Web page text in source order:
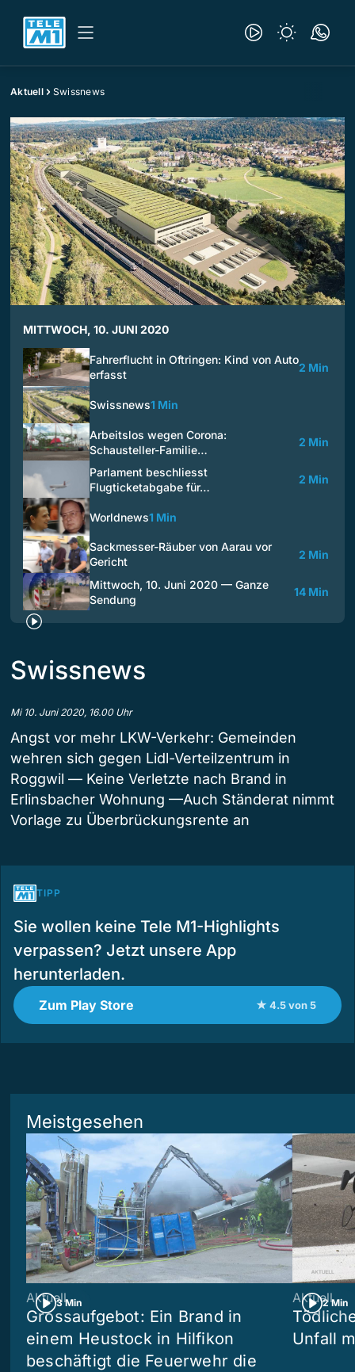
Aktuell Swissnews
MITTWOCH, 10. JUNI 2020
Fahrerflucht in Oftringen: Kind von Auto
erfasst
2 Min
Swissnews1 Min
Arbeitslos wegen Corona:
Schausteller-Familie…
2 Min
Parlament beschliesst
Flugticketabgabe für…
2 Min
Worldnews1 Min
Sackmesser-Räuber von Aarau vor
Gericht
2 Min
Mittwoch, 10. Juni 2020 — Ganze
Sendung
14 Min
Swissnews
Mi 10. Juni 2020, 16.00 Uhr
Angst vor mehr LKW-Verkehr: Gemeinden
wehren sich gegen Lidl-Verteilzentrum in
Roggwil — Keine Verletzte nach Brand in
Erlinsbacher Wohnung —Auch Ständerat nimmt
Vorlage zu Überbrückungsrente an
TIPP
Sie wollen keine Tele M1-Highlights
verpassen? Jetzt unsere App
herunterladen.
Zum Play Store ★ 4.5 von 5
Meistgesehen
3 Min
Aktuell
Grossaufgebot: Ein Brand in
einem Heustock in Hilfikon
beschäftigt die Feuerwehr die
2 Min
Aktuell
Unfall